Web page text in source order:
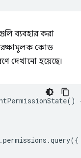
ব্যবহার করা
কোড
দেখানো হয়েছে।
()
.permissions .query({